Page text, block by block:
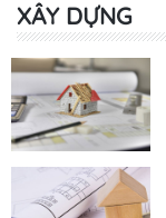
XÂY DỰNG